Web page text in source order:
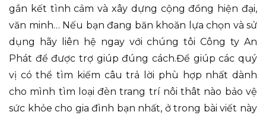
gắn kết tình cảm và xây dựng cộng đồng hiện đại,
văn minh… Nếu bạn đang băn khoăn lựa chọn và sử
dụng hãy liên hệ ngay với chúng tôi Công ty An
Phát để được trợ giúp đúng cách.Để giúp các quý
vị có thể tìm kiếm câu trả lời phù hợp nhất dành
cho mình tìm loại đèn trang trí nôi thât nào bảo vệ
sức khỏe cho gia đình bạn nhất, ở trong bài viết này